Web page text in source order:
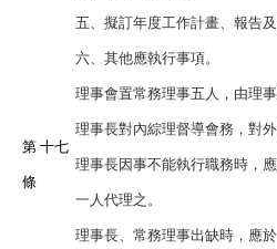
五、擬訂年度工作計畫、報告及
六、其他應執行事項。
第 十七
條
理事會置常務理事五人，由理
理事長對內綜理督導會務，對
理事長因事不能執行職務時，
一人代理之。
理事長、常務理事出缺時，應於